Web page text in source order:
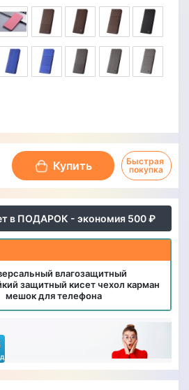
в ПОДАРОК - экономия 500 ₽
влагозащитный
защитный кисет чехол карман
мешок для телефона
Купить
Быстрая
покупка